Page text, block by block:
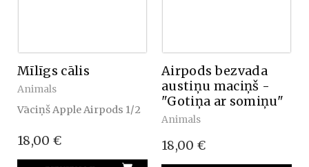
Mīlīgs cālis
Animals
Vāciņš Apple Airpods 1/2
18,00 €
Airpods bezvada
austiņu maciņš -
"Gotiņa ar somiņu"
Animals
18,00 €